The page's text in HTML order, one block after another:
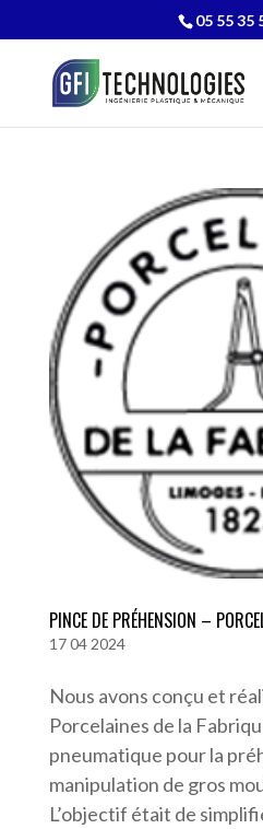
05 55 35
PINCE DE PRÉHENSION –
17 04 2024
Nous avons conçu et
Porcelaines de la
pneumatique pour la
manipulation de gros
L’objectif était de